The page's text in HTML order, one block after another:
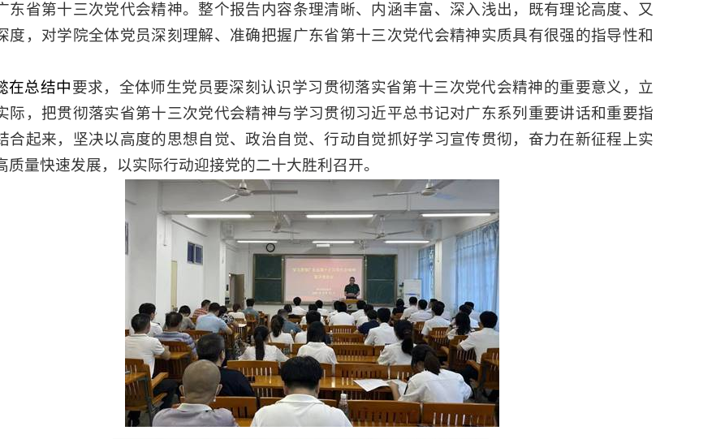
东省第十三次党代会精神。整个报告内容条理清晰、内涵丰富、深入浅出，既有理论高度、又
度，对学院全体党员深刻理解、准确把握广东省第十三次党代会精神实质具有很强的指导性和
在总结中要求，全体师生党员要深刻认识学习贯彻落实省第十三次党代会精神的重要意义，立
际，把贯彻落实省第十三次党代会精神与学习贯彻习近平总书记对广东系列重要讲话和重要指
合起来，坚决以高度的思想自觉、政治自觉、行动自觉抓好学习宣传贯彻，奋力在新征程上实
质量快速发展，以实际行动迎接党的二十大胜利召开。